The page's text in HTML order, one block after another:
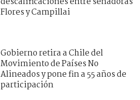
Flores y Campillai
Gobierno retira a Chile del
Movimiento de Países No
Alineados y pone fin a 55 años de
participación